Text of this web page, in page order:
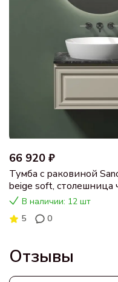
66 920 ₽
Тумба с раковиной
beige soft, столешница
раковина CN5018
В наличии: 12 шт
5
0
Отзывы